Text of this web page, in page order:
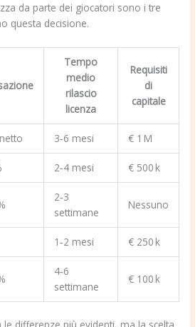
da parte dei giocatori sono i tre
questa decisione.
Tempo
medio
rilascio
licenza
Requisiti
di
capitale
3‑6 mesi € 1 M
2‑4 mesi € 500 k
2‑3
settimane
Nessuno
1‑2 mesi € 250 k
4‑6
settimane
€ 100 k